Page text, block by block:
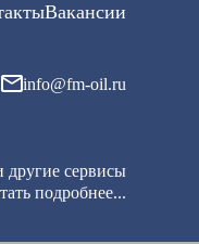
Вакансии
info@fm-oil.ru
другие сервисы
подробнее...